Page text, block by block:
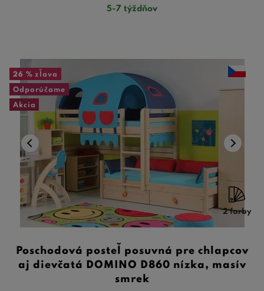
5-7 týždňov
26 % zľava
Odporúčame
Akcia
2 farby
Poschodová posteľ posuvná pre chlapcov
aj dievčatá DOMINO D860 nízka, masív
smrek